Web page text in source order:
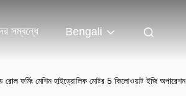
সম্বন্ধে Bengali
রোল ফর্মিং মেশিন হাইড্রোলিক মোটর 5 কিলোওয়াট ইজি অপারেশন